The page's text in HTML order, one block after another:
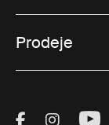
Prodeje
VisitVisit